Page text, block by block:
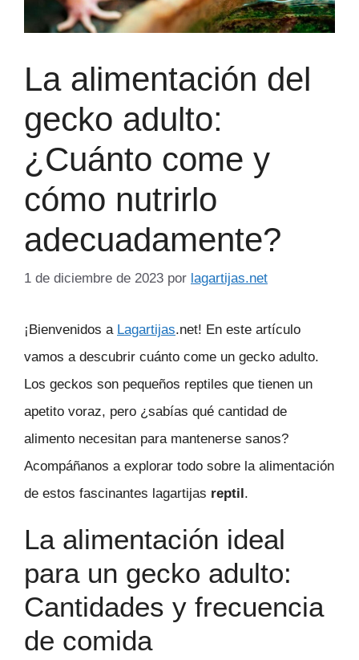
La alimentación del
gecko adulto:
¿Cuánto come y
cómo nutrirlo
adecuadamente?
1 de diciembre de 2023 por lagartijas.net
¡Bienvenidos a Lagartijas.net! En este artículo
vamos a descubrir cuánto come un gecko adulto.
Los geckos son pequeños reptiles que tienen un
apetito voraz, pero ¿sabías qué cantidad de
alimento necesitan para mantenerse sanos?
Acompáñanos a explorar todo sobre la alimentación
de estos fascinantes lagartijas reptil .
La alimentación ideal
para un gecko adulto:
Cantidades y frecuencia
de comida